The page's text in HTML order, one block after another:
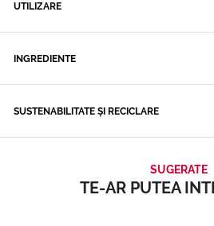
UTILIZARE
INGREDIENTE
SUSTENABILITATE ȘI RECICLARE
SUGERATE
TE-AR PUTEA